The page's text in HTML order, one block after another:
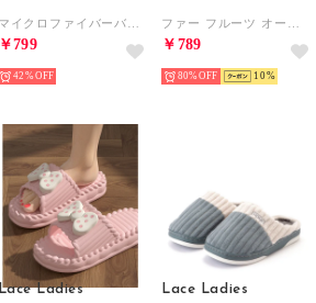
￥799
42%
￥789
80% 10
Lace Ladies Lace Ladies